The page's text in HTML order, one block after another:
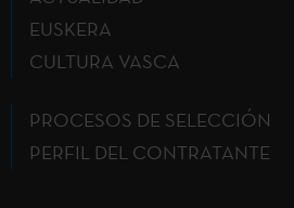
EUSKERA
CULTURA VASCA
PROCESOS DE SELECCIÓN
PERFIL DEL CONTRATANTE